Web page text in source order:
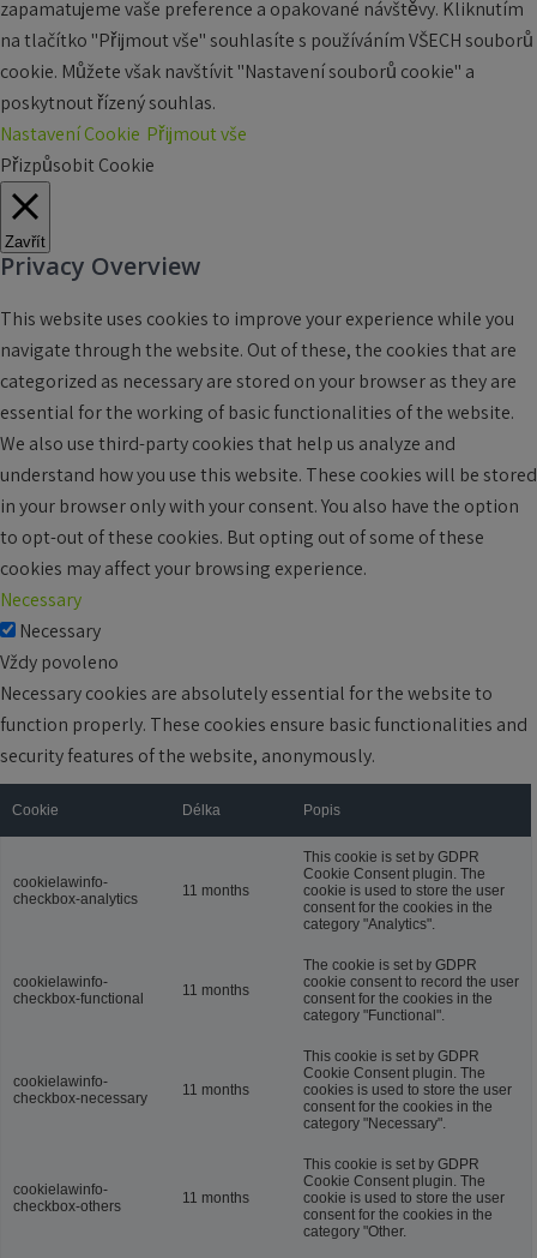
zapamatujeme vaše preference a opakované návštěvy. Kliknutím
na tlačítko "Přijmout vše" souhlasíte s používáním VŠECH souborů
cookie. Můžete však navštívit "Nastavení souborů cookie" a
poskytnout řízený souhlas.
Nastavení Cookie Přijmout vše
Přizpůsobit Cookie
Zavřít
Privacy Overview
This website uses cookies to improve your experience while you
navigate through the website. Out of these, the cookies that are
categorized as necessary are stored on your browser as they are
essential for the working of basic functionalities of the website.
We also use third-party cookies that help us analyze and
understand how you use this website. These cookies will be stored
in your browser only with your consent. You also have the option
to opt-out of these cookies. But opting out of some of these
cookies may affect your browsing experience.
Necessary
Necessary
Vždy povoleno
Necessary cookies are absolutely essential for the website to
function properly. These cookies ensure basic functionalities and
security features of the website, anonymously.
Cookie Délka Popis
cookielawinfo-
checkbox-analytics
11 months
This cookie is set by GDPR
Cookie Consent plugin. The
cookie is used to store the user
consent for the cookies in the
category "Analytics".
cookielawinfo-
checkbox-functional
11 months
The cookie is set by GDPR
cookie consent to record the user
consent for the cookies in the
category "Functional".
cookielawinfo-
checkbox-necessary
11 months
This cookie is set by GDPR
Cookie Consent plugin. The
cookies is used to store the user
consent for the cookies in the
category "Necessary".
cookielawinfo-
checkbox-others
11 months
This cookie is set by GDPR
Cookie Consent plugin. The
cookie is used to store the user
consent for the cookies in the
category "Other.